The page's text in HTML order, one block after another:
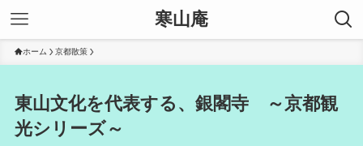
寒山庵
ホーム 京都散策
東山文化を代表する、銀閣寺 ～京都観
光シリーズ～